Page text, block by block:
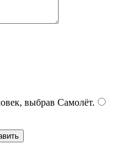
выбрав Самолёт.